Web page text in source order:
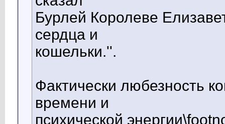
Бурлей Королеве
сердца и
кошельки.''.
Фактически любезность
времени и
психической